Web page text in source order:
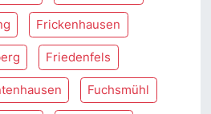
Frickenhausen
Friedenfels
Fuchsmühl